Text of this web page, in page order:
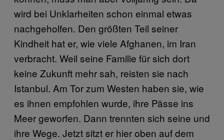
wird bei Unklarheiten schon einmal etwas
nachgeholfen. Den größten Teil seiner
Kindheit hat er, wie viele Afghanen, im Iran
verbracht. Weil seine Familie für sich dort
keine Zukunft mehr sah, reisten sie nach
Istanbul. Am Tor zum Westen haben sie, wie
es ihnen empfohlen wurde, ihre Pässe ins
Meer geworfen. Dann trennten sich seine und
ihre Wege. Jetzt sitzt er hier oben auf dem